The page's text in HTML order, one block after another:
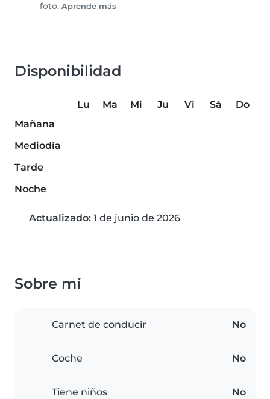
foto. Aprende más
Disponibilidad
Lu Ma Mi Ju Vi Sá
Do
Mañana
Mediodía
Tarde
Noche
Actualizado: 1 de junio de 2026
Sobre mí
Carnet de conducir No
Coche No
Tiene niños No